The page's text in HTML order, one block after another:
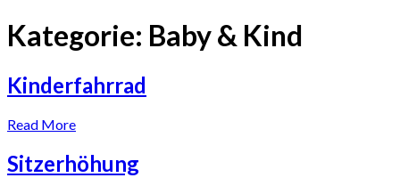
Kategorie: Baby & Kind
Kinderfahrrad
Read More
Sitzerhöhung